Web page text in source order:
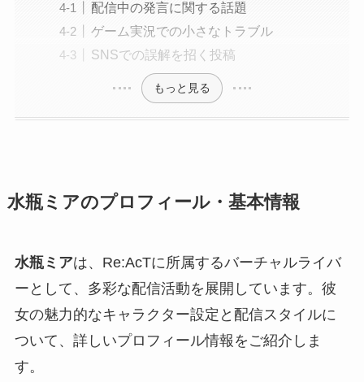
配信中の発言に関する話題
ゲーム実況での小さなトラブル
SNSでの誤解を招く投稿
もっと見る
水瓶ミアのプロフィール・基本情報
水瓶ミアは、Re:AcTに所属するバーチャルライバ
ーとして、多彩な配信活動を展開しています。彼
女の魅力的なキャラクター設定と配信スタイルに
ついて、詳しいプロフィール情報をご紹介しま
す。